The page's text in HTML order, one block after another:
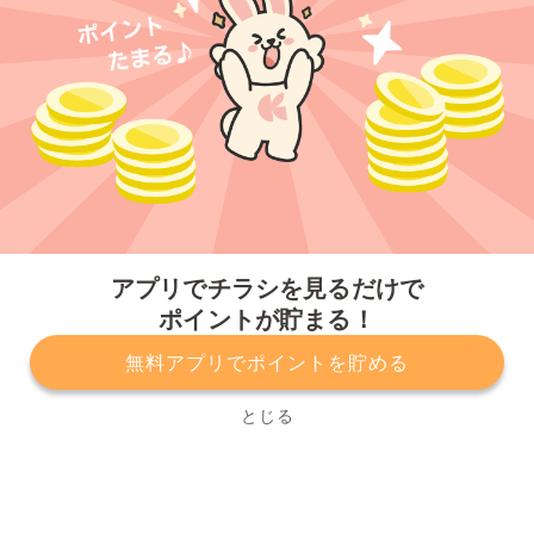
アプリでチラシを見るだけで
ポイントが貯まる！
無料アプリでポイントを貯める
とじる
プライバシーポリシー 利用規約
運営会社
サービスに関してのお問い合わせ